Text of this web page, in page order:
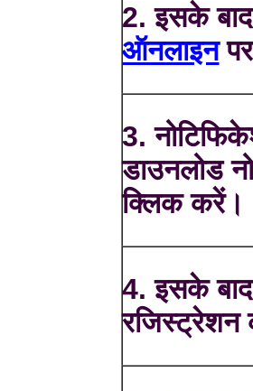
2. इसके बाद
ऑनलाइन
3.
डाउनलोड
क्लिक करें।
4. इसके
रजिस्ट्रेशन